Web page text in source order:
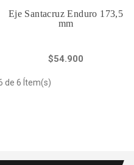
Eje Santacruz Enduro 173,5
mm
$54.900
de 6 Ítem(s)